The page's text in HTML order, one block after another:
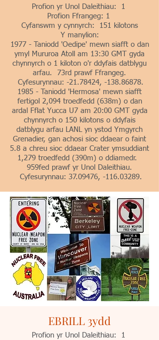
Profion yr Unol Daleithiau: 1
Profion Ffrangeg: 1
Cyfanswm y cynnyrch: 151 kilotons
Y manylion:
1977 - Taniodd 'Oedipe' mewn siafft o dan
ymyl Mururoa Atoll am 13:30 GMT gyda
chynnyrch o 1 kiloton o'r ddyfais datblygu
arfau. 73rd prawf Ffrangeg.
Cyfesurynnau: -21.78424, -138.86878.
1985 - Taniodd 'Hermosa' mewn siafft
fertigol 2,094 troedfedd (638m) o dan
ardal Fflat Yucca U7 am 20:00 GMT gyda
chynnyrch o 150 kilotons o ddyfais
datblygu arfau LANL yn ystod Ymgyrch
Grenadier, gan achosi sioc ddaear o faint
5.8 a chreu sioc ddaear Crater ymsuddiant
1,279 troedfedd (390m) o ddiamedr.
959fed prawf yr Unol Daleithiau.
Cyfesurynnau: 37.09476, -116.03289.
EBRILL 3ydd
Profion yr Unol Daleithiau: 1